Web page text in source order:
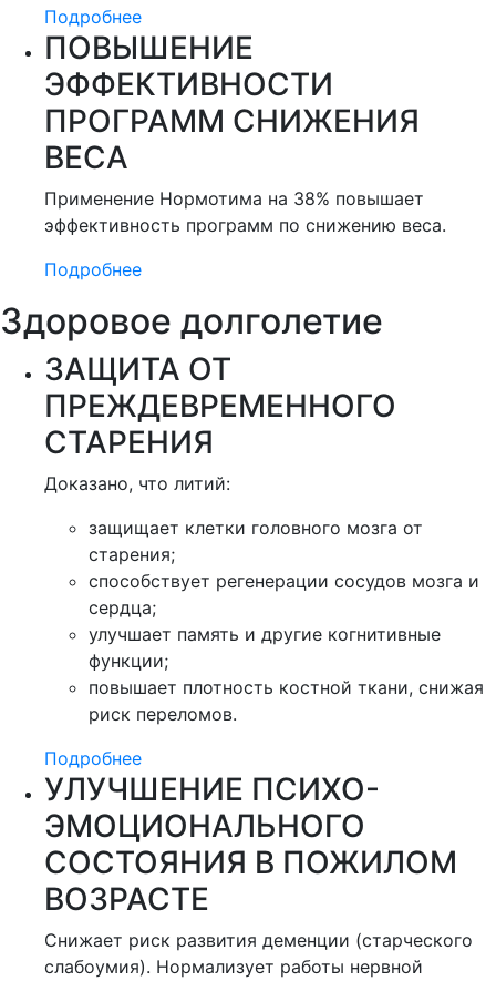
Подробнее
ПОВЫШЕНИЕ
ЭФФЕКТИВНОСТИ
ПРОГРАММ СНИЖЕНИЯ
ВЕСА
Применение Нормотима на 38% повышает
эффективность программ по снижению веса.
Подробнее
Здоровое долголетие
ЗАЩИТА ОТ
ПРЕЖДЕВРЕМЕННОГО
СТАРЕНИЯ
Доказано, что литий:
защищает клетки головного мозга от
старения;
способствует регенерации сосудов мозга и
сердца;
улучшает память и другие когнитивные
функции;
повышает плотность костной ткани, снижая
риск переломов.
Подробнее
УЛУЧШЕНИЕ ПСИХО-
ЭМОЦИОНАЛЬНОГО
СОСТОЯНИЯ В ПОЖИЛОМ
ВОЗРАСТЕ
Снижает риск развития деменции (старческого
слабоумия). Нормализует работы нервной